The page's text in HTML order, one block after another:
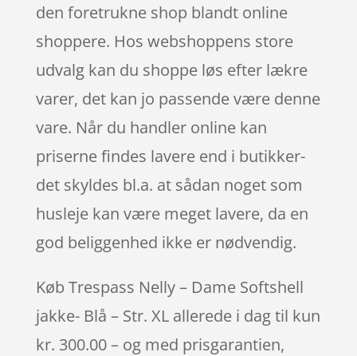
den foretrukne shop blandt online
shoppere. Hos webshoppens store
udvalg kan du shoppe løs efter lækre
varer, det kan jo passende være denne
vare. Når du handler online kan
priserne findes lavere end i butikker-
det skyldes bl.a. at sådan noget som
husleje kan være meget lavere, da en
god beliggenhed ikke er nødvendig.
Køb Trespass Nelly – Dame Softshell
jakke- Blå – Str. XL allerede i dag til kun
kr. 300.00 – og med prisgarantien,